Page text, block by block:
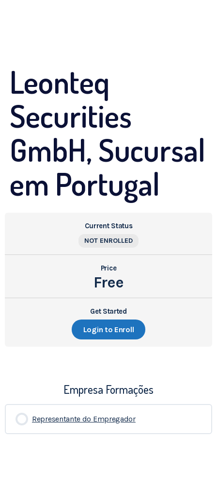
Leonteq
Securities
GmbH, Sucursal
em Portugal
Current Status
NOT ENROLLED
Price
Free
Get Started
Login to Enroll
Empresa Formações
Representante do Empregador
0% COMPLETADO 0/0 Etapas